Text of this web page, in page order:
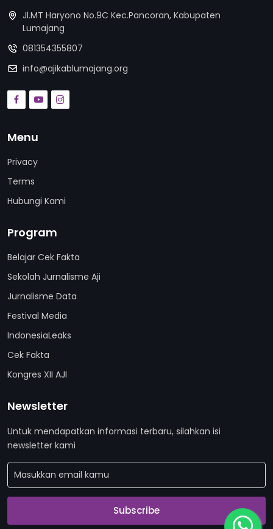
Jl.MT Haryono No.9C Kec.Pancoran, Kabupaten
Lumajang
081354355807
info@ajikablumajang.org
Menu
Privacy
Terms
Hubungi Kami
Program
Belajar Cek Fakta
Sekolah Jurnalisme Aji
Jurnalisme Data
Festival Media
IndonesiaLeaks
Cek Fakta
Kongres XII AJI
Newsletter
Untuk mendapatkan informasi terbaru, silahkan isi
newsletter kami
Subscribe